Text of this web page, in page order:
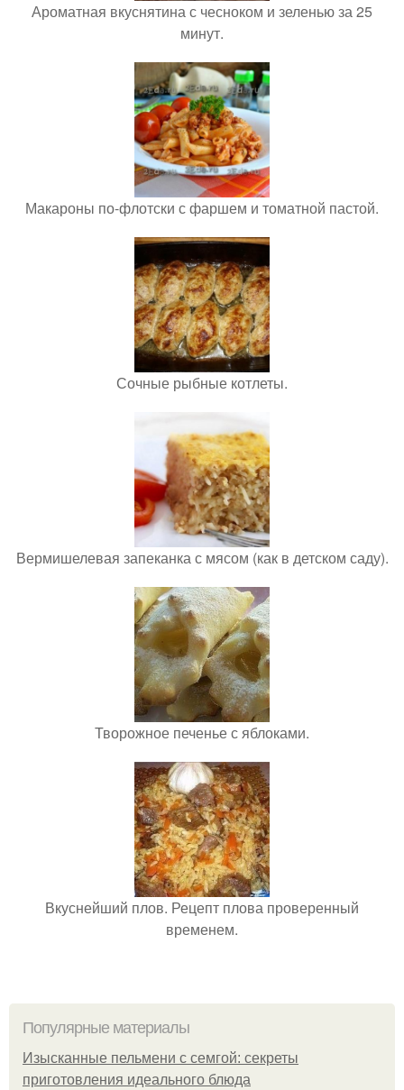
Ароматная вкуснятина с чесноком и зеленью за 25
минут.
Макароны по-флотски с фаршем и томатной пастой.
Сочные рыбные котлеты.
Вермишелевая запеканка с мясом (как в детском саду).
Творожное печенье с яблоками.
Вкуснейший плов. Рецепт плова проверенный
временем.
Популярные материалы
Изысканные пельмени с семгой: секреты
приготовления идеального блюда